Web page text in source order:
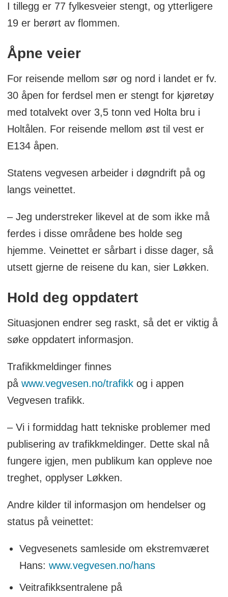
I tillegg er 77 fylkesveier stengt, og ytterligere
19 er berørt av flommen.
Åpne veier
For reisende mellom sør og nord i landet er fv.
30 åpen for ferdsel men er stengt for kjøretøy
med totalvekt over 3,5 tonn ved Holta bru i
Holtålen. For reisende mellom øst til vest er
E134 åpen.
Statens vegvesen arbeider i døgndrift på og
langs veinettet.
– Jeg understreker likevel at de som ikke må
ferdes i disse områdene bes holde seg
hjemme. Veinettet er sårbart i disse dager, så
utsett gjerne de reisene du kan, sier Løkken.
Hold deg oppdatert
Situasjonen endrer seg raskt, så det er viktig å
søke oppdatert informasjon.
Trafikkmeldinger finnes
på www.vegvesen.no/trafikkog i appen
Vegvesen trafikk.
– Vi i formiddag hatt tekniske problemer med
publisering av trafikkmeldinger. Dette skal nå
fungere igjen, men publikum kan oppleve noe
treghet, opplyser Løkken.
Andre kilder til informasjon om hendelser og
status på veinettet:
Vegvesenets samleside om ekstremværet
Hans: www.vegvesen.no/hans
Veitrafikksentralene på